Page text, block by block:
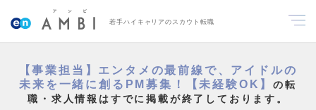
若手ハイキャリアのスカウト転職
【事業担当】エンタメの最前線で、アイドルの
未来を一緒に創るPM募集！【未経験OK】の転
職・求人情報はすでに掲載が終了しております。